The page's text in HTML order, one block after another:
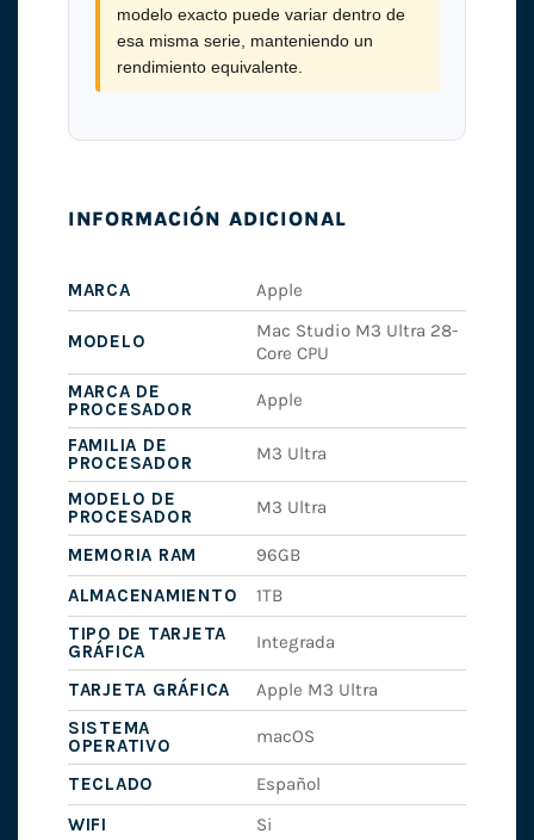
modelo exacto puede variar dentro de
esa misma serie, manteniendo un
rendimiento equivalente.
INFORMACIÓN ADICIONAL
MARCA Apple
MODELO
Mac Studio M3 Ultra 28-
Core CPU
MARCA DE
PROCESADOR
Apple
FAMILIA DE
PROCESADOR
M3 Ultra
MODELO DE
PROCESADOR
M3 Ultra
MEMORIA RAM
96GB
ALMACENAMIENTO
1TB
TIPO DE TARJETA
GRÁFICA
Integrada
TARJETA GRÁFICA
Apple M3 Ultra
SISTEMA
OPERATIVO
macOS
TECLADO
Español
WIFI
Si